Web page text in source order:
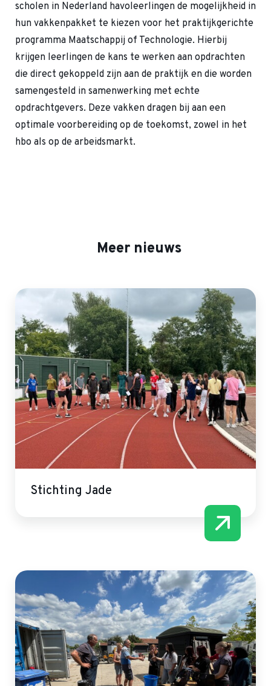
scholen in Nederland havoleerlingen de mogelijkheid in
hun vakkenpakket te kiezen voor het praktijkgerichte
programma Maatschappij of Technologie. Hierbij
krijgen leerlingen de kans te werken aan opdrachten
die direct gekoppeld zijn aan de praktijk en die worden
samengesteld in samenwerking met echte
opdrachtgevers. Deze vakken dragen bij aan een
optimale voorbereiding op de toekomst, zowel in het
hbo als op de arbeidsmarkt.
Meer nieuws
Stichting Jade